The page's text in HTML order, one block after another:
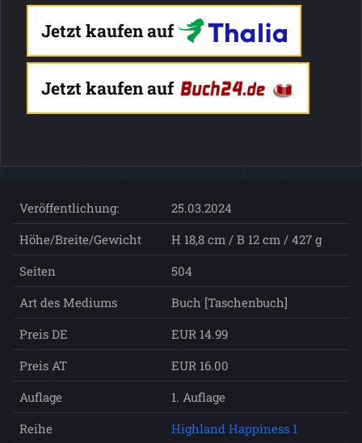
Jetzt kaufen auf
Jetzt kaufen auf
Veröffentlichung:
25.03.2024
Höhe/Breite/Gewicht
H 18,8 cm / B 12 cm / 427 g
Seiten
504
Art des Mediums
Buch [Taschenbuch]
Preis DE
EUR 14.99
Preis AT
EUR 16.00
Auflage
1. Auflage
Reihe
Highland Happiness 1